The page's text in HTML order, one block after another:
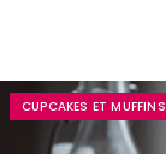
CUPCAKES ET MUFFINS